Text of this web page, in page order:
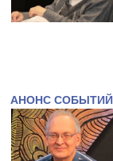
АНОНС СОБЫТИЙ